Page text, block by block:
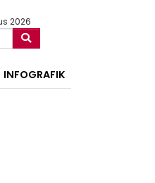
2026
INFOGRAFIK